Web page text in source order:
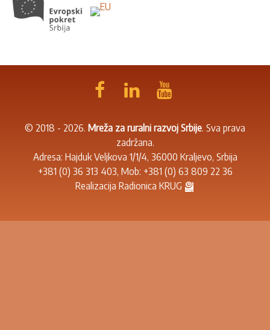
© 2018 - 2026. Mreža za ruralni razvoj Srbije. Sva prava
zadržana.
Adresa: Hajduk Veljkova 1/1/4, 36000 Kraljevo, Srbija
+381 (0) 36 313 403, Mob: +381 (0) 63 809 22 36
Realizacija Radionica KRUG